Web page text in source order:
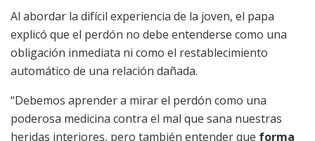
Al abordar la difícil experiencia de la joven, el papa
explicó que el perdón no debe entenderse como una
obligación inmediata ni como el restablecimiento
automático de una relación dañada.
“Debemos aprender a mirar el perdón como una
poderosa medicina contra el mal que sana nuestras
heridas interiores, pero también entender que forma